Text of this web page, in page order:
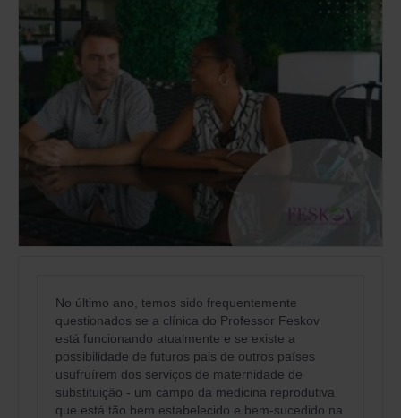
No último ano, temos sido frequentemente
questionados se a clínica do Professor Feskov
está funcionando atualmente e se existe a
possibilidade de futuros pais de outros países
usufruírem dos serviços de maternidade de
substituição - um campo da medicina reprodutiva
que está tão bem estabelecido e bem-sucedido na